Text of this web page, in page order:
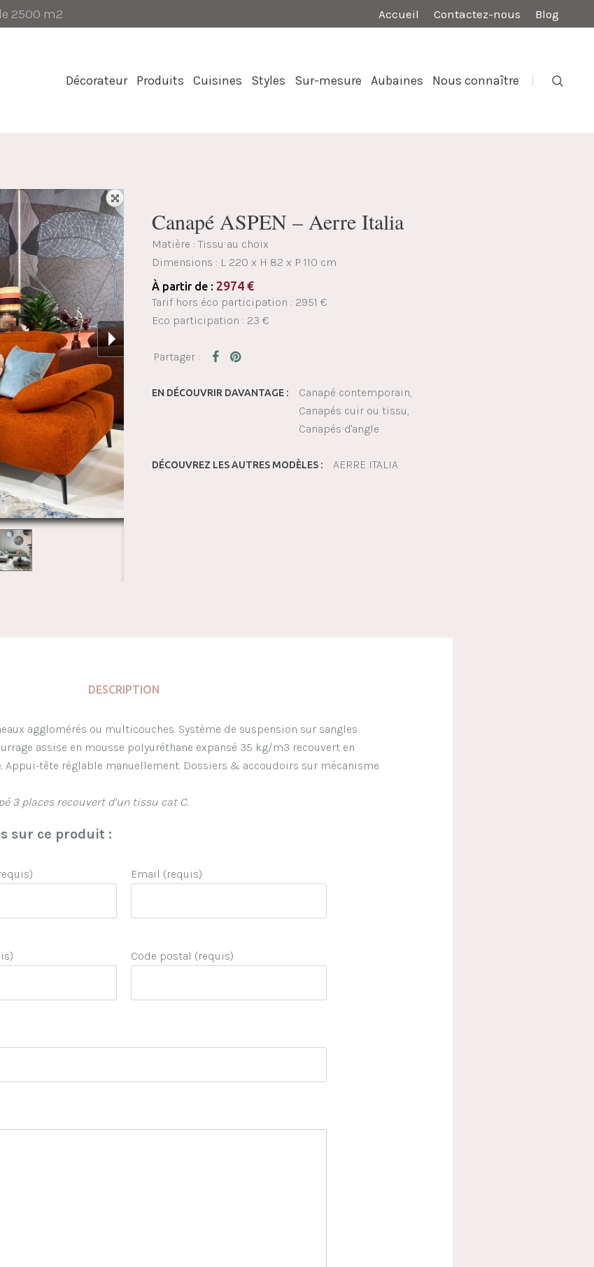
Accueil Contactez-nous Blog
2500 m2
Décorateur Produits Cuisines Styles Sur-mesure Aubaines Nous connaître
Canapé ASPEN – Aerre Italia
Matière : Tissu au choix
Dimensions : L 220 x H 82 x P 110 cm
À partir de : 2974 €
Tarif hors éco participation : 2951 €
Eco participation : 23 €
EN DÉCOUVRIR DAVANTAGE :
Canapé contemporain
Canapés cuir ou tissu
Canapés d'angle
DÉCOUVREZ LES AUTRES MODÈLES : AERRE ITALIA
DESCRIPTION
agglomérés ou multicouches. Système de suspension sur sangles
assise en mousse polyuréthane expansé 35 kg/m3 recouvert en
Appui-tête réglable manuellement. Dossiers & accoudoirs sur mécanisme
3 places recouvert d’un tissu cat C.
sur ce produit :
Email (requis)
Code postal (requis)